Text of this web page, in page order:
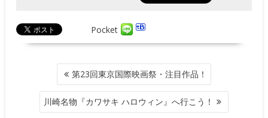
Pocket
第23回東京国際映画祭・注目作品！
川崎名物『カワサキ ハロウィン』へ行こう！